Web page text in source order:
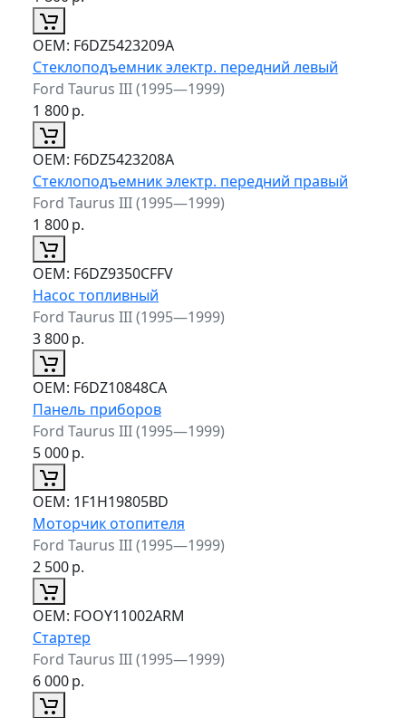
ОЕМ: F6DZ5423209A
Стеклоподъемник электр. передний левый
Ford Taurus III (1995—1999)
1 800р.
ОЕМ: F6DZ5423208A
Стеклоподъемник электр. передний правый
Ford Taurus III (1995—1999)
1 800р.
ОЕМ: F6DZ9350CFFV
Насос топливный
Ford Taurus III (1995—1999)
3 800р.
ОЕМ: F6DZ10848CA
Панель приборов
Ford Taurus III (1995—1999)
5 000р.
ОЕМ: 1F1H19805BD
Моторчик отопителя
Ford Taurus III (1995—1999)
2 500р.
ОЕМ: FOOY11002ARM
Стартер
Ford Taurus III (1995—1999)
6 000р.